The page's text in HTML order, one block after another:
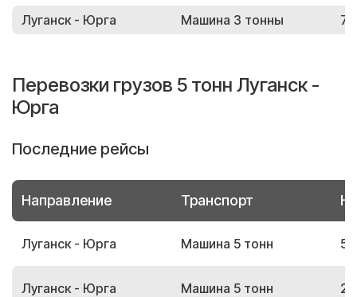
Луганск - Юрга
Машина 3 тонны
Перевозки грузов 5 тонн Луганск -
Юрга
Последние рейсы
Направление Транспорт
Луганск - Юрга Машина 5 тонн
Луганск - Юрга Машина 5 тонн